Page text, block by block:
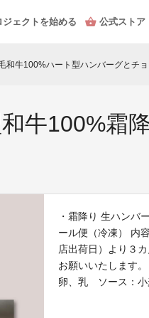
ジェクトを始める 公式ストア
和牛100%ハート型ハンバーグとチ
和牛100%
・霜降り 生ハンバ
ール便（冷凍） 内
店出荷日）より３
お願いいたします
卵、乳 ソース：小